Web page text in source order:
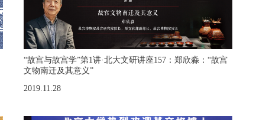
“故宫与故宫学”第1讲·北大文研讲座157：郑欣淼：“故宫
文物南迁及其意义”
2019.11.28